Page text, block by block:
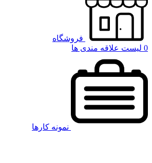
فروشگاه
0 لیست علاقه مندی ها
نمونه کارها